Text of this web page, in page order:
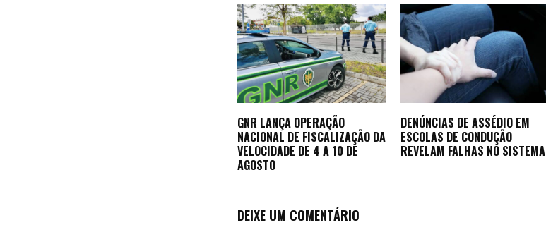
GNR LANÇA OPERAÇÃO
NACIONAL DE FISCALIZAÇÃO DA
VELOCIDADE DE 4 A 10 DE
AGOSTO
DENÚNCIAS DE ASSÉDIO EM
ESCOLAS DE CONDUÇÃO
REVELAM FALHAS NO SISTEMA
DEIXE UM COMENTÁRIO